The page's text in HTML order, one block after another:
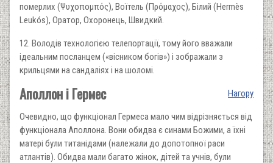
померлих (Ψυχοπομπός), Воїтель (Πρόμαχος), Білий (Hermès
Leukós), Оратор, Охоронець, Швидкий.
12. Володів технологією телепортації, тому його вважали
ідеальним посланцем («вісником богів») і зображали з
крильцями на сандаліях і на шоломі.
Нагору
Аполлон і Гермес
Очевидно, що функціонал Гермеса мало чим відрізняється від
функціонала Аполлона. Вони обидва є синами Божими, а їхні
матері були титанідами (належали до допотопної раси
атлантів). Обидва мали багато жінок, дітей та учнів, були